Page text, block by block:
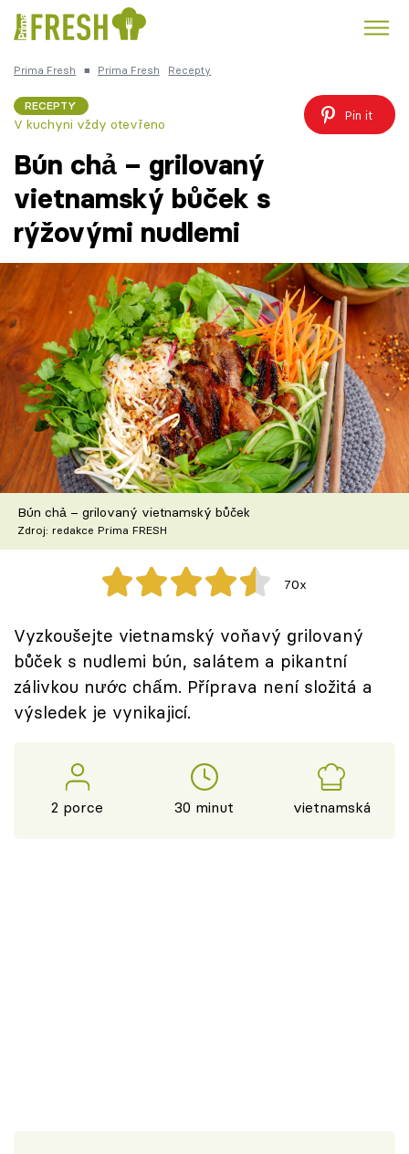
Česká kuchyně Čokoláda
Témata
Recepty
Články
TV Program
Škola vaření
Recepty z TV
Speciál: Cuketa
Těhotnej kuchař
Přihlášení
Prima Fresh ■ Prima Fresh Recepty
RECEPTY
V kuchyni vždy otevřeno
Pin it
Bún chả – grilovaný
vietnamský bůček s
rýžovými nudlemi
Bún chả – grilovaný vietnamský bůček
Zdroj: redakce Prima FRESH
70x
Vyzkoušejte vietnamský voňavý grilovaný
bůček s nudlemi bún, salátem a pikantní
zálivkou nước chấm. Příprava není složitá a
výsledek je vynikajicí.
2 porce 30 minut vietnamská